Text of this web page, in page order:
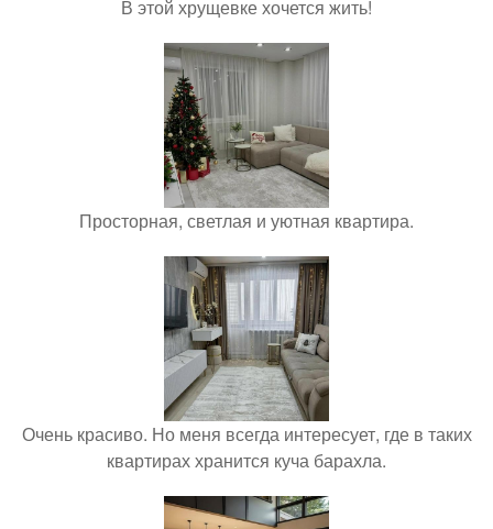
В этой хрущевке хочется жить!
Просторная, светлая и уютная квартира.
Очень красиво. Но меня всегда интересует, где в таких
квартирах хранится куча барахла.